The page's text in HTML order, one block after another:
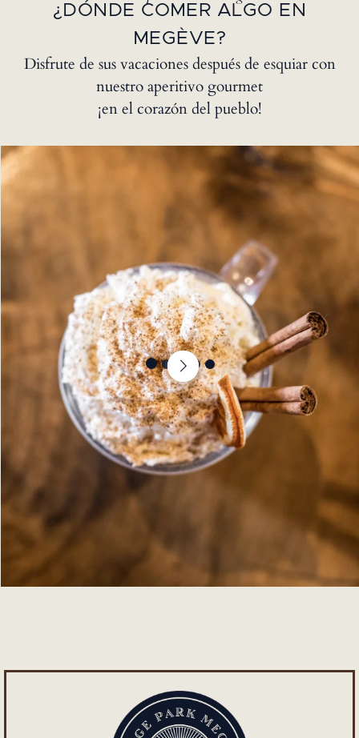
¿DÓNDE COMER ALGO EN
MEGÈVE?
Disfrute de sus vacaciones después de esquiar con
nuestro aperitivo gourmet
¡en el corazón del pueblo!